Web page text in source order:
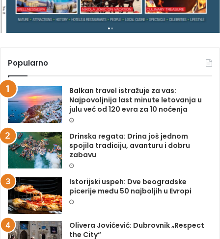
A
Popularno
Balkan travel istražuje za vas:
Najpovoljnija last minute letovanja u
julu već od 120 evra za 10 noćenja
Drinska regata: Drina još jednom
spojila tradiciju, avanturu i dobru
zabavu
Istorijski uspeh: Dve beogradske
picerije među 50 najboljih u Evropi
Olivera Jovićević: Dubrovnik „Respect
the City“